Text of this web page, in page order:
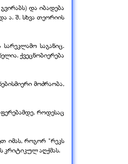
და იბადება
ა. შ. სხვა თეორიის
საგანიც.
ქვეცნობიერება
მოძრაობა,
როდესაც
იმას, როგორ "რეკს
კრიტიკულ აღქმას.